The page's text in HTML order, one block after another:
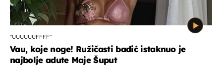
"UUUUUUFFFF"
Vau, koje noge! Ružičasti badić istaknuo je
najbolje adute Maje Šuput